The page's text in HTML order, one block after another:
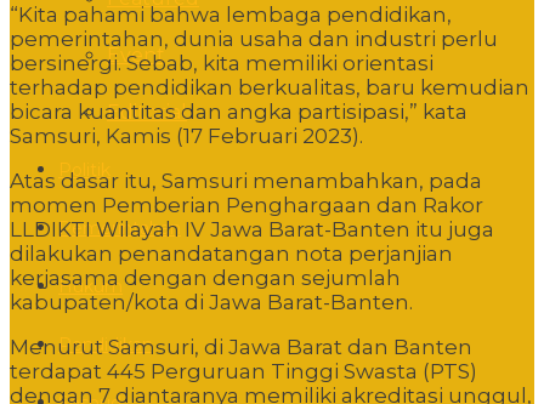
Event
Editorial
Politik
Pemerintahan
Hukum
Pendidikan
“Kita pahami bahwa lembaga pendidikan,
pemerintahan, dunia usaha dan industri perlu
bersinergi. Sebab, kita memiliki orientasi
terhadap pendidikan berkualitas, baru kemudian
bicara kuantitas dan angka partisipasi,” kata
Samsuri, Kamis (17 Februari 2023).
Atas dasar itu, Samsuri menambahkan, pada
momen Pemberian Penghargaan dan Rakor
LLDIKTI Wilayah IV Jawa Barat-Banten itu juga
dilakukan penandatangan nota perjanjian
kerjasama dengan dengan sejumlah
kabupaten/kota di Jawa Barat-Banten.
Menurut Samsuri, di Jawa Barat dan Banten
terdapat 445 Perguruan Tinggi Swasta (PTS)
dengan 7 diantaranya memiliki akreditasi unggul,